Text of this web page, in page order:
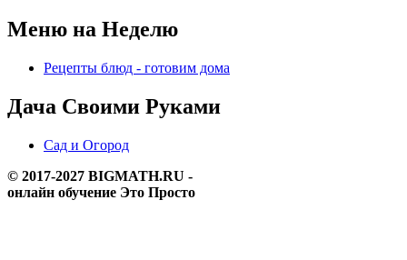
Меню на Неделю
Рецепты блюд - готовим дома
Дача Своими Руками
Сад и Огород
© 2017-2027 BIGMATH.RU -
онлайн обучение Это Просто